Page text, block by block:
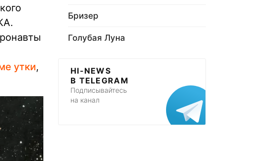
утки,
Бризер
Голубая Луна
HI-NEWS
В TELEGRAM
Подписывайтесь
на канал